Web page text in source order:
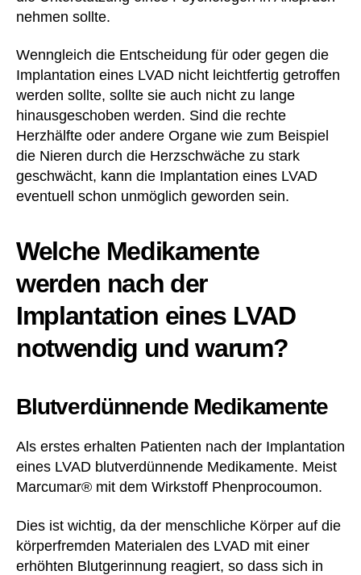
nehmen sollte.
Wenngleich die Entscheidung für oder gegen die
Implantation eines LVAD nicht leichtfertig getroffen
werden sollte, sollte sie auch nicht zu lange
hinausgeschoben werden. Sind die rechte
Herzhälfte oder andere Organe wie zum Beispiel
die Nieren durch die Herzschwäche zu stark
geschwächt, kann die Implantation eines LVAD
eventuell schon unmöglich geworden sein.
Welche Medikamente
werden nach der
Implantation eines LVAD
notwendig und warum?
Blutverdünnende Medikamente
Als erstes erhalten Patienten nach der Implantation
eines LVAD blutverdünnende Medikamente. Meist
Marcumar® mit dem Wirkstoff Phenprocoumon.
Dies ist wichtig, da der menschliche Körper auf die
körperfremden Materialen des LVAD mit einer
erhöhten Blutgerinnung reagiert, so dass sich in